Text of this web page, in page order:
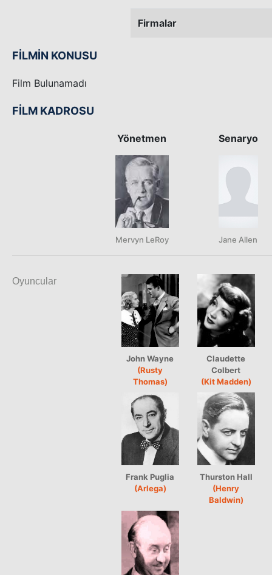
Firmalar
FİLMİN KONUSU
Film Bulunamadı
FİLM KADROSU
Yönetmen
Mervyn LeRoy
Senaryo
Jane Allen
Oyuncular
John Wayne
(Rusty
Thomas)
Claudette
Colbert
(Kit Madden)
Frank Puglia
(Arlega)
Thurston Hall
(Henry
Baldwin)